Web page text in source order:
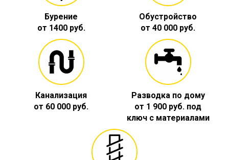
Бурение
от 1400 руб.
Обустройство
от 40 000 руб.
Канализация
от 60 000 руб.
Разводка по дому
от 1 900 руб. под
ключ с материалами